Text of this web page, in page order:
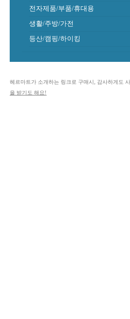
전자제품/부품/휴대용
생활/주방/가전
등산/캠핑/하이킹
헤르마트가 소개하는 링크로 구매시, 감사하게도
을 받기도 해요!